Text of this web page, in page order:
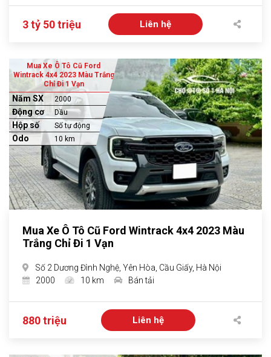
3 tỷ 50 triệu Liên hệ
Mua Xe Ô Tô Cũ Ford
Wintrack 4x4 2023 Màu Trắng
Chỉ Đi 1 Vạn
Năm SX 2000
Động cơ Dầu
Hộp số Số tự động
Odo 10 km
Mua Xe Ô Tô Cũ Ford Wintrack 4x4 2023 Màu
Trắng Chỉ Đi 1 Vạn
Số 2 Dương Đình Nghệ, Yên Hòa, Cầu Giấy, Hà Nội
2000
10 km Bán tải
880 triệu Liên hệ